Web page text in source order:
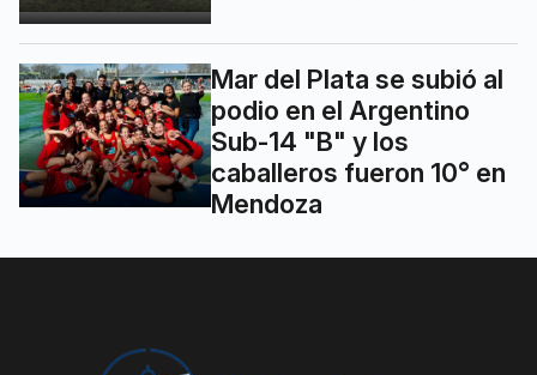
Mar del Plata se subió al
podio en el Argentino
Sub-14 "B" y los
caballeros fueron 10° en
Mendoza